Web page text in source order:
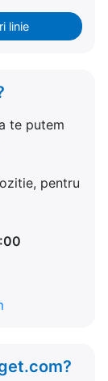
linie
te putem
pentru